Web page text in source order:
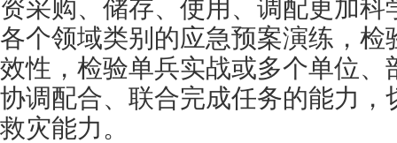
资采购、储存、使用、调配更加
各个领域类别的应急预案演练，
效性，检验单兵实战或多个单位、
协调配合、联合完成任务的能力，
救灾能力。